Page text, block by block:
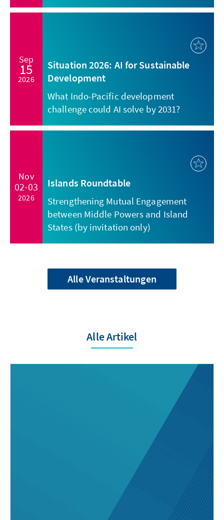
Sep
15
2026
Situation 2026: AI for Sustainable
Development
What Indo-Pacific development
challenge could AI solve by 2031?
Nov
02-03
2026
Islands Roundtable
Strengthening Mutual Engagement
between Middle Powers and Island
States (by invitation only)
Alle Veranstaltungen
Alle Artikel